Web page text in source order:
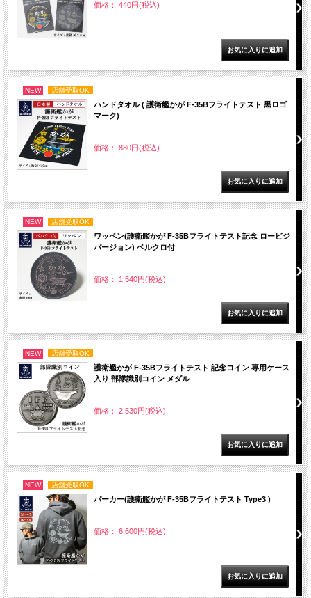
価格： 440円(税込)
NEW 店舗受取OK
ハンドタオル ( 護衛艦かが F-35Bフライトテスト 黒ロゴ
マーク)
価格： 880円(税込)
NEW 店舗受取OK
ワッペン(護衛艦かが F-35Bフライトテスト記念 ロービジ
バージョン) ベルクロ付
価格： 1,540円(税込)
NEW 店舗受取OK
護衛艦かが F-35Bフライトテスト 記念コイン 専用ケース
入り 部隊識別コイン メダル
価格： 2,530円(税込)
NEW 店舗受取OK
パーカー(護衛艦かが F-35Bフライトテスト Type3 )
価格： 6,600円(税込)